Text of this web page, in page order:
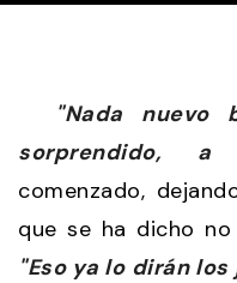
"Nada nuevo
sorprendido,
comenzado,
que se ha dicho
"Eso ya lo dirán